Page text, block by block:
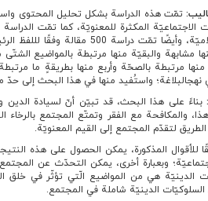
تمّت هذه الدراسة بشكل تحلیل المحتوى
الاجتماعيّة المكثرة للمعنویّة، كما تمّت
العلوم الإسلاميّة، وأيضًا تمّت
منها مشابهة والبقيّة منها مرتبطة بالمواضيع
منها مرتبطة بالصحّة وأربع منها بطريقةٍ ما
نهج­البلاغة؛ واستُفيد منها في هذا البحث إلى حدّ
بناءً على هذا البحث، قد تبيّن أنّ لسيادة الدين
والمكافحة مع الفقر وتمتّع المجتمع بالرخاء
لتقدّم المجتمع إلى القيم المعنویّة.
للأقوال المذكورة، يمكن الحصول على هذه
وبعبارة أخرى، يمكن التحدّث عن
الدينيّة هي من المواضيع الّتي تؤثّر في خلق
الدينيّة شاملة في المجتمع­.